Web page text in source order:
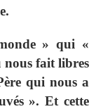
» qui «
nous fait libres
qui nous a
». Et cette